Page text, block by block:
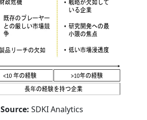
Source: SDKI Analytics